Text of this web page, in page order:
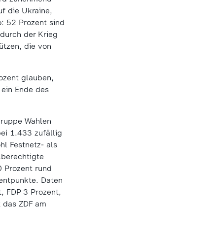
die Ukraine,
52 Prozent sind
der Krieg
die von
glauben,
Ende des
Wahlen
1.433 zufällig
Festnetz- als
Prozent rund
Daten
FDP 3 Prozent,
ZDF am